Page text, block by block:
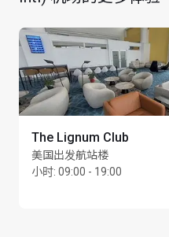
The Lignum Club
美国出发航站楼
小时: 09:00 - 19:00